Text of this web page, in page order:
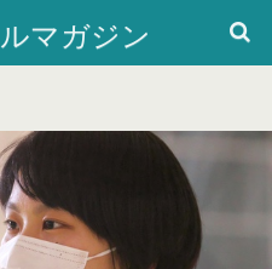
マガジン